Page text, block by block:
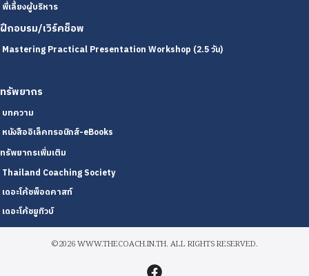
พี่เลี้ยงผู้บริหาร
ฝึกอบรม/เวิร์คช็อพ
Mastering Practical Presentation Workshop (2.5 วัน)
ทรัพยากร
บทความ
หนังสืออิเล็คทรอนิกส์-eBooks
ทรัพยากรเพิ่มเติม
Thailand Coaching Society
เดอะโค้ชพ็อดคาสท์
เดอะโค้ชยูทิวบ์
©2026 WWW.THECOACH.IN.TH. ALL RIGHTS RESERVED.